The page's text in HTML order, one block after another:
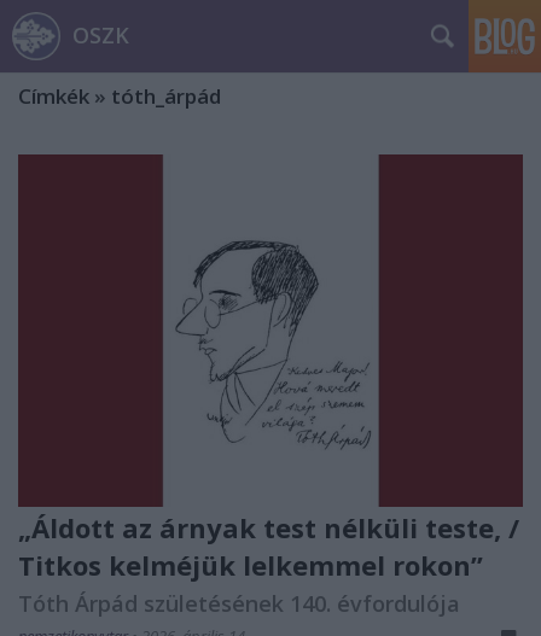
OSZK
Címkék » tóth_árpád
„Áldott az árnyak test nélküli teste, /
Titkos kelméjük lelkemmel rokon”
Tóth Árpád születésének 140. évfordulója